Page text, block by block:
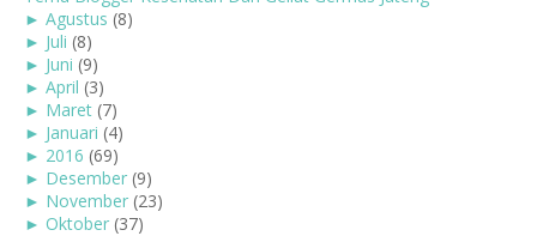
► Agustus (8)
► Juli (8)
► Juni (9)
► April (3)
► Maret (7)
► Januari (4)
► 2016 (69)
► Desember (9)
► November (23)
► Oktober (37)